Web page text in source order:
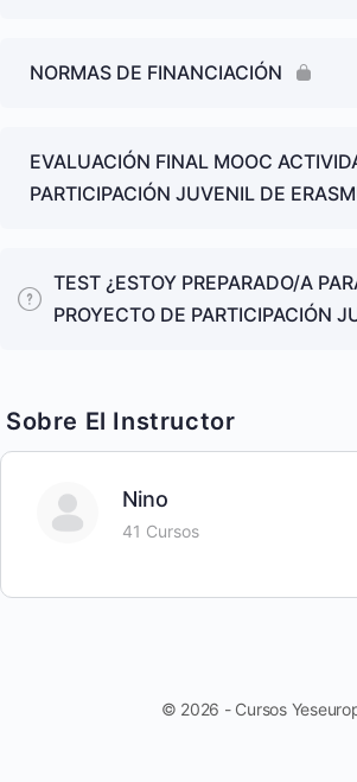
NORMAS DE FINANCIACIÓN
EVALUACIÓN FINAL MOOC
PARTICIPACIÓN JUVENIL DE
TEST ¿ESTOY PREPARADO/A
PROYECTO DE PARTICIPACIÓN
Sobre El Instructor
Nino
41 Cursos
© 2026 - Cursos